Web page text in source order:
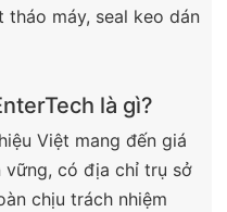
tháo máy, seal keo dán
là gì?
Việt mang đến giá
có địa chỉ trụ sở
chịu trách nhiệm